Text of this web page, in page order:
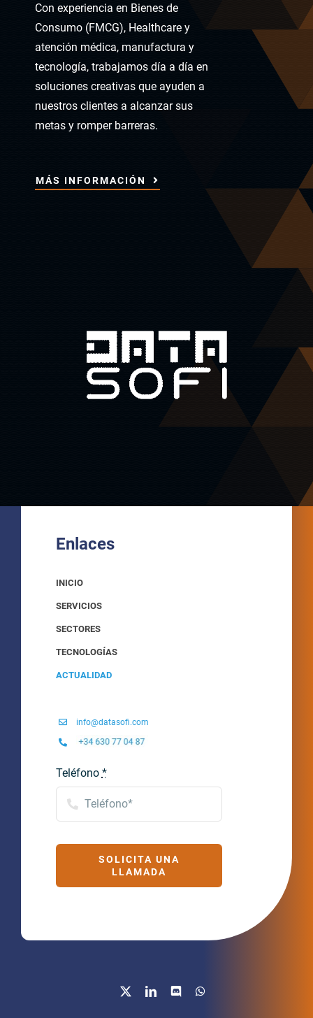
Con experiencia en Bienes de
Consumo (FMCG), Healthcare y
atención médica, manufactura y
tecnología, trabajamos día a día en
soluciones creativas que ayuden a
nuestros clientes a alcanzar sus
metas y romper barreras.
MÁS INFORMACIÓN
Enlaces
INICIO
SERVICIOS
SECTORES
TECNOLOGÍAS
ACTUALIDAD
info@datasofi.com
Teléfono *
SOLICITA UNA
LLAMADA